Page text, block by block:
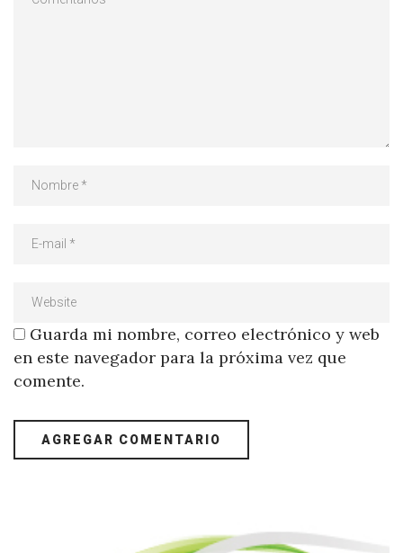
Guarda mi nombre, correo electrónico y web
en este navegador para la próxima vez que
comente.